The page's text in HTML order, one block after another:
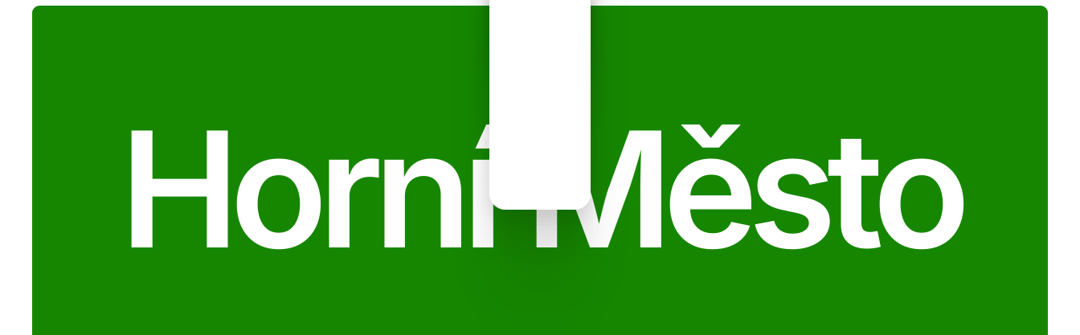
Horní Město